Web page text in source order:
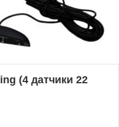
(4 датчики 22